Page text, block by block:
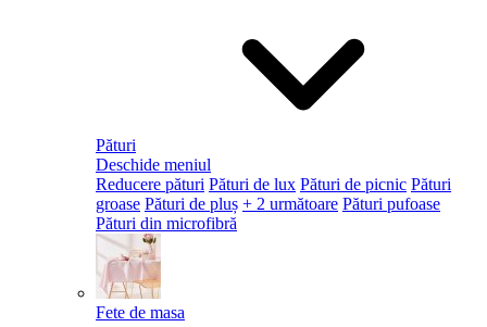
Pături
Deschide meniul
Reducere pături Pături de lux Pături de picnic Pături
groase Pături de pluș + 2 următoare Pături pufoase
Pături din microfibră
Fete de masa